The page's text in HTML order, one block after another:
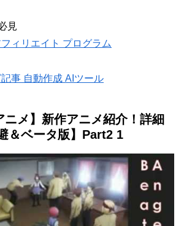
見
ィリエイト プログラム
事 自動作成 AIツール
ニメ】新作アニメ紹介！詳細
＆ベータ版】Part2 1